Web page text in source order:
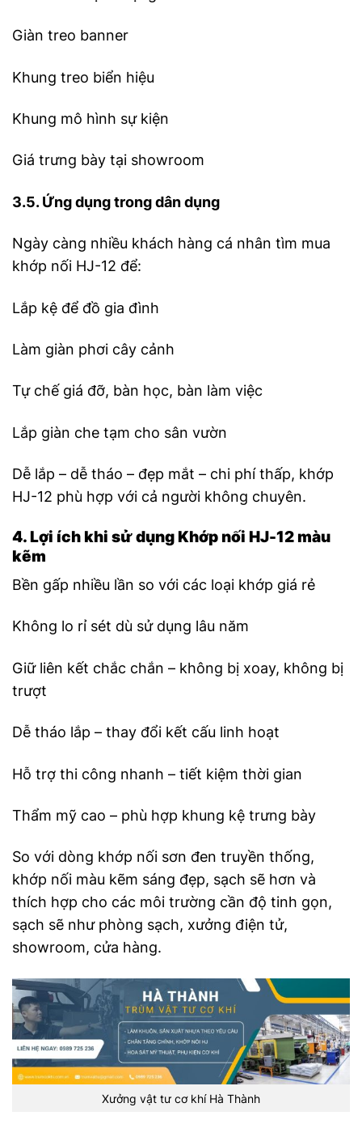
Giàn treo banner
Khung treo biển hiệu
Khung mô hình sự kiện
Giá trưng bày tại showroom
3.5. Ứng dụng trong dân dụng
Ngày càng nhiều khách hàng cá nhân tìm mua
khớp nối HJ-12 để:
Lắp kệ để đồ gia đình
Làm giàn phơi cây cảnh
Tự chế giá đỡ, bàn học, bàn làm việc
Lắp giàn che tạm cho sân vườn
Dễ lắp – dễ tháo – đẹp mắt – chi phí thấp, khớp
HJ-12 phù hợp với cả người không chuyên.
4. Lợi ích khi sử dụng Khớp nối HJ-12 màu
kẽm
Bền gấp nhiều lần so với các loại khớp giá rẻ
Không lo rỉ sét dù sử dụng lâu năm
Giữ liên kết chắc chắn – không bị xoay, không bị
trượt
Dễ tháo lắp – thay đổi kết cấu linh hoạt
Hỗ trợ thi công nhanh – tiết kiệm thời gian
Thẩm mỹ cao – phù hợp khung kệ trưng bày
So với dòng khớp nối sơn đen truyền thống,
khớp nối màu kẽm sáng đẹp, sạch sẽ hơn và
thích hợp cho các môi trường cần độ tinh gọn,
sạch sẽ như phòng sạch, xưởng điện tử,
showroom, cửa hàng.
Xưởng vật tư cơ khí Hà Thành